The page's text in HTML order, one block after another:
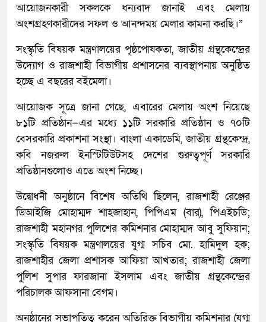
আয়োজনকারী সকলকে ধন্যবাদ জানাই এবং মেলায়
অংশগ্রহণকারীদের সফল ও আনন্দময় মেলার কামনা করছি।”
সংস্কৃতি বিষয়ক মন্ত্রণালয়ের পৃষ্ঠপোষকতা, জাতীয় গ্রন্থকেন্দ্রের
উদ্যোগ ও রাজশাহী বিভাগীয় প্রশাসনের ব্যবস্থাপনায় অনুষ্ঠিত
হচ্ছে এ বছরের বইমেলা।
আয়োজক সূত্রে জানা গেছে, এবারের মেলায় অংশ নিয়েছে
৮১টি প্রতিষ্ঠান—এর মধ্যে ১১টি সরকারি প্রতিষ্ঠান ও ৭০টি
বেসরকারি প্রকাশনা সংস্থা। বাংলা একাডেমি, জাতীয় গ্রন্থকেন্দ্র,
কবি নজরুল ইনস্টিটিউটসহ দেশের গুরুত্বপূর্ণ সরকারি
প্রতিষ্ঠানগুলোও এতে অংশ নিচ্ছে।
উদ্বোধনী অনুষ্ঠানে বিশেষ অতিথি ছিলেন, রাজশাহী রেঞ্জের
ডিআইজি মোহাম্মদ শাহজাহান, পিপিএম (বার), পিএইচডি;
রাজশাহী মহানগর পুলিশের কমিশনার মোহাম্মদ আবু সুফিয়ান;
সংস্কৃতি বিষয়ক মন্ত্রণালয়ের যুগ্ম সচিব মো. হামিদুল হক;
রাজশাহীর জেলা প্রশাসক আফিয়া আখতার; রাজশাহী জেলা
পুলিশ সুপার ফারজানা ইসলাম এবং জাতীয় গ্রন্থকেন্দ্রের
পরিচালক আফসানা বেগম।
অনুষ্ঠানের সভাপতিত্ব করেন অতিরিক্ত বিভাগীয় কমিশনার (যুগ্ম